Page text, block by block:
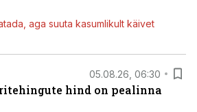
aga suuta kasumlikult käivet
05.08.26, 06:30
hind on pealinna